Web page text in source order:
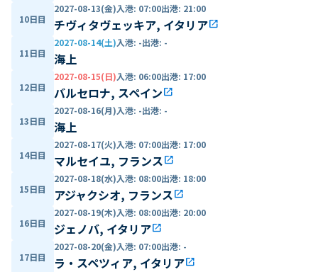
10日目
2027-08-13(金)入港: 07:00出港: 21:00
チヴィタヴェッキア, イタリアopen_in_new
11日目
2027-08-14(土)入港: -出港: -
海上
12日目
2027-08-15(日)入港: 06:00出港: 17:00
バルセロナ, スペインopen_in_new
13日目
2027-08-16(月)入港: -出港: -
海上
14日目
2027-08-17(火)入港: 07:00出港: 17:00
マルセイユ, フランスopen_in_new
15日目
2027-08-18(水)入港: 08:00出港: 18:00
アジャクシオ, フランスopen_in_new
16日目
2027-08-19(木)入港: 08:00出港: 20:00
ジェノバ, イタリアopen_in_new
17日目
2027-08-20(金)入港: 07:00出港: -
ラ・スペツィア, イタリアopen_in_new